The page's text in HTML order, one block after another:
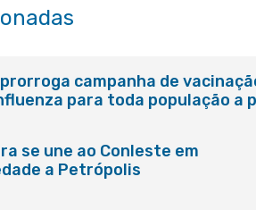
campanha de
para toda população a
se une ao Conleste em
a Petrópolis